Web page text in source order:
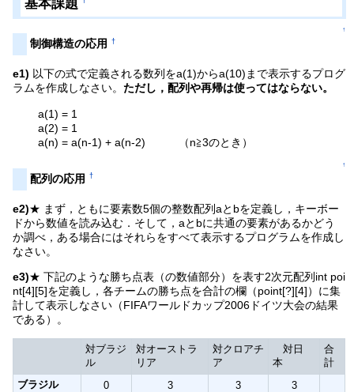
基本課題
↑
制御構造の応用 †
e1) 以下の式で定義される数列をa(1)からa(10)まで表示するプログ
ラムを作成しなさい。ただし，配列や再帰は使ってはならない。
a(1) = 1
a(2) = 1
a(n) = a(n-1) + a(n-2) （n≧3のとき）
↑
配列の応用 †
e2)★ まず，ともに要素数5個の整数配列aとbを定義し，キーボー
ドから数値を読み込む．そして，aとbに共通の要素があるかどう
か調べ，ある場合にはそれらをすべて表示するプログラムを作成し
なさい。
e3)★ 下記のような勝ち点表（の数値部分）を表す2次元配列int poi
nt[4][5]を定義し，各チームの勝ち点を合計の欄（point[?][4]）に集
計して表示しなさい（FIFAワールドカップ2006ドイツ大会の結果
である）。
対ブラジ
ル
対オーストラ
リア
対クロアチ
ア
対日
本
合
計
ブラジル
0 3 3
3